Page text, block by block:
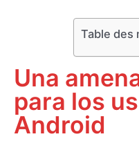
Table des
Una
para los
Android